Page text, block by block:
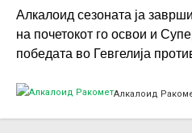
Алкалоид сезоната ја
на почетокот го освои и
победата во Гевгелија
Алкалоид